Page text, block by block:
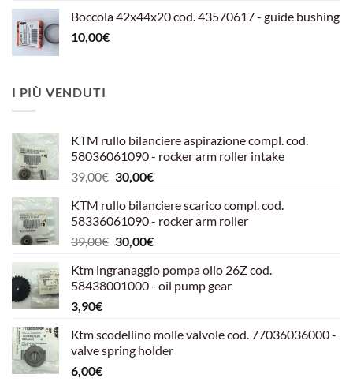
Boccola 42x44x20 cod. 43570617 - guide bushing
10,00€
I PIÙ VENDUTI
KTM rullo bilanciere aspirazione compl. cod.
58036061090 - rocker arm roller intake
39,00€ Il
originale
era:
39,00€.
30,00€Il
attuale
è:
30,00€.
KTM rullo bilanciere scarico compl. cod.
58336061090 - rocker arm roller
39,00€ Il
originale
era:
30,00€Il
attuale
è:
Ktm ingranaggio pompa olio 26Z cod.
58438001000 - oil pump gear
3,90€
Ktm scodellino molle valvole cod. 77036036000 -
valve spring holder
6,00€